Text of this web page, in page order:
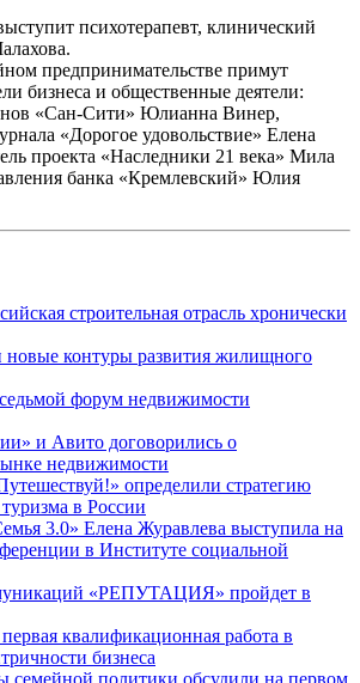
психотерапевт, клинический
предпринимательстве примут
бизнеса и общественные деятели:
«Сан-Сити» Юлианна Винер,
«Дорогое удовольствие» Елена
проекта «Наследники 21 века» Мила
банка «Кремлевский» Юлия
строительная отрасль хронически
контуры развития жилищного
форум недвижимости
и Авито договорились о
недвижимости
определили стратегию
в России
3.0» Елена Журавлева выступила на
в Институте социальной
«РЕПУТАЦИЯ» пройдет в
квалификационная работа в
бизнеса
семейной политики обсудили на первом